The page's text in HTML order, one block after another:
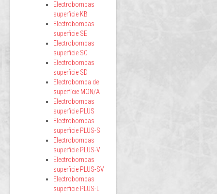
Electrobombas
superficie KB
Electrobombas
superficie SE
Electrobombas
superficie SC
Electrobombas
superficie SD
Electrobomba de
superfície MON/A
Electrobombas
superficie PLUS
Electrobombas
superficie PLUS-S
Electrobombas
superficie PLUS-V
Electrobombas
superficie PLUS-SV
Electrobombas
superficie PLUS-L